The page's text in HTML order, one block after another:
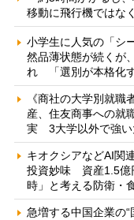
移動に飛行機ではな
小学生に人気の「シ
然品薄状態が続くが
れ 「選別が本格化す
《商社の大学別就
産、住友商事への就
実 3大学以外で強い
キオクシアなどAI関
投資妙味 資産1.5億
時」と考える防衛・
急増する中国企業の